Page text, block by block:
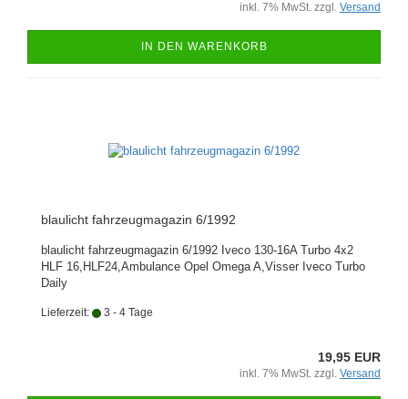
inkl. 7% MwSt. zzgl. Versand
IN DEN WARENKORB
blaulicht fahrzeugmagazin 6/1992
blaulicht fahrzeugmagazin 6/1992 Iveco 130-16A Turbo 4x2
HLF 16,HLF24,Ambulance Opel Omega A,Visser Iveco Turbo
Daily
Lieferzeit: 3 - 4 Tage
19,95 EUR
inkl. 7% MwSt. zzgl. Versand